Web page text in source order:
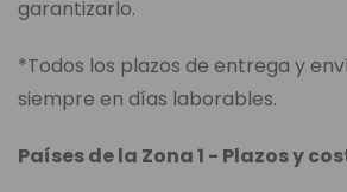
garantizarlo.
*Todos los plazos de entrega y
siempre en días laborables.
Países de la Zona 1 - Plazos y